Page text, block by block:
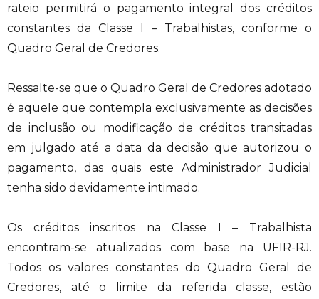
rateio permitirá o pagamento integral dos créditos
constantes da Classe I – Trabalhistas, conforme o
Quadro Geral de Credores.
Ressalte-se que o Quadro Geral de Credores adotado
é aquele que contempla exclusivamente as decisões
de inclusão ou modificação de créditos transitadas
em julgado até a data da decisão que autorizou o
pagamento, das quais este Administrador Judicial
tenha sido devidamente intimado.
Os créditos inscritos na Classe I – Trabalhista
encontram-se atualizados com base na UFIR-RJ.
Todos os valores constantes do Quadro Geral de
Credores, até o limite da referida classe, estão